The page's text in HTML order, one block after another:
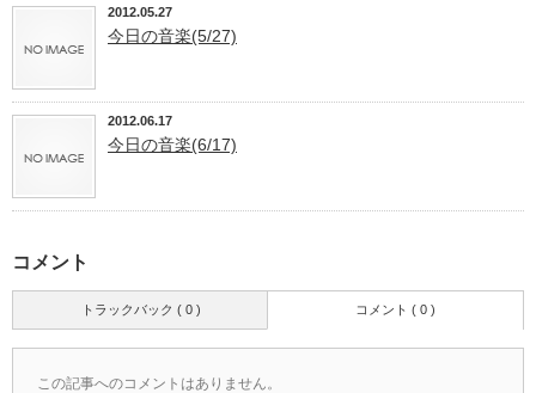
2012.05.27
今日の音楽(5/27)
2012.06.17
今日の音楽(6/17)
コメント
トラックバック ( 0 ) コメント ( 0 )
この記事へのコメントはありません。